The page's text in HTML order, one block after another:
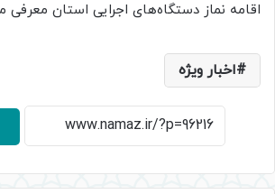
اقامه نماز دستگاه‌های اجرایی استان
اخبار ویژه